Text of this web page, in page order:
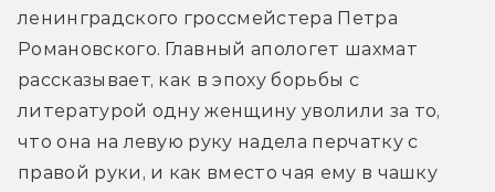
ленинградского гроссмейстера Петра
Романовского. Главный апологет шахмат
рассказывает, как в эпоху борьбы с
литературой одну женщину уволили за то,
что она на левую руку надела перчатку с
правой руки, и как вместо чая ему в чашку